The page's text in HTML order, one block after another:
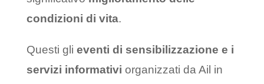
condizioni di vita.
Questi gli eventi di sensibilizzazione e i
servizi informativi organizzati da Ail in